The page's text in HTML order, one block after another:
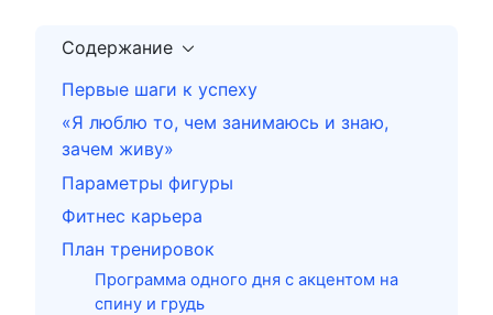
Содержание
Первые шаги к успеху
«Я люблю то, чем занимаюсь и знаю,
зачем живу»
Параметры фигуры
Фитнес карьера
План тренировок
Программа одного дня с акцентом на
спину и грудь